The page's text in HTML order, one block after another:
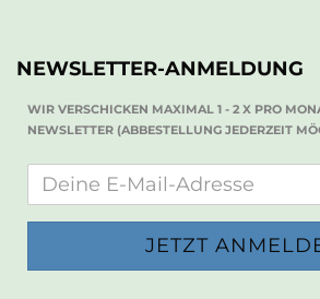
NEWSLETTER-ANMELDUNG
WIR VERSCHICKEN MAXIMAL 1 - 2 X PRO
NEWSLETTER (ABBESTELLUNG JEDERZEIT